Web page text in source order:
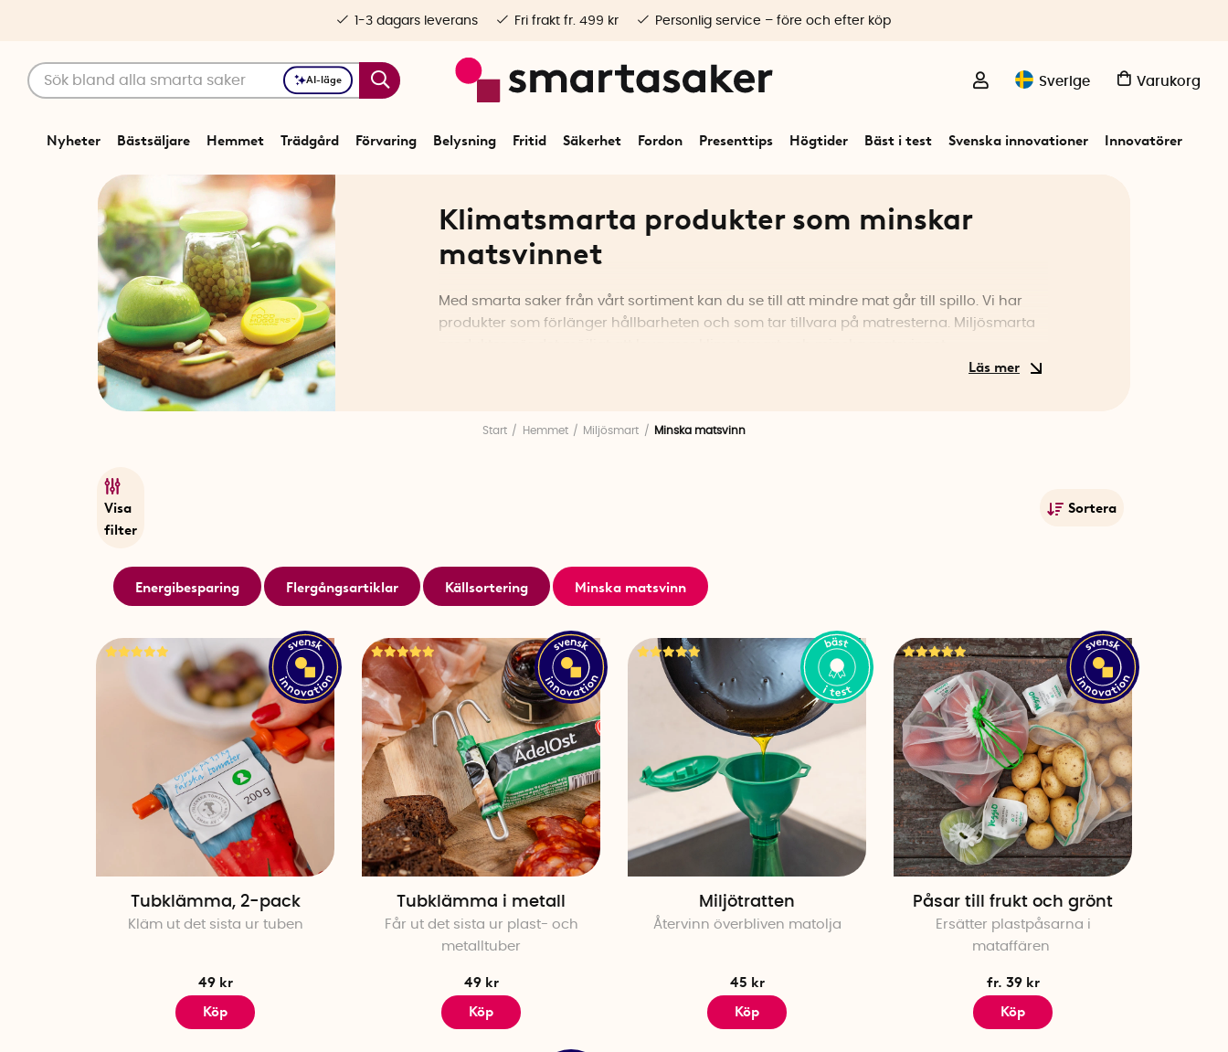
AI-läge Sverige Varukorg
Nyheter Bästsäljare Hemmet Trädgård Förvaring Belysning Fritid Säkerhet Fordon Presenttips Högtider Bäst i test Svenska innovationer Innovatörer
1-3 dagars leverans Fri frakt fr. 499 kr Personlig service – före och efter köp
Klimatsmarta produkter som minskar
matsvinnet
Med smarta saker från vårt sortiment kan du se till att mindre mat går till spillo. Vi har
produkter som förlänger hållbarheten och som tar tillvara på matresterna. Miljösmarta
hållbarheten på färskt bröd och med påsar till potatis och lök kan du motverka att
igång!
Start Hemmet Miljösmart Minska matsvinn
Visa
filter
Sortera
Högsta pris
Publiceringsdatum
Energibesparing Flergångsartiklar Källsortering Minska matsvinn
Tubklämma, 2-pack
Kläm ut det sista ur tuben
49 kr
Köp
Tubklämma i metall
Får ut det sista ur plast- och
metalltuber
49 kr
Köp
Miljötratten
Återvinn överbliven matolja
45 kr
Köp
Påsar till frukt och grönt
Ersätter plastpåsarna i
mataffären
fr. 39 kr
Köp